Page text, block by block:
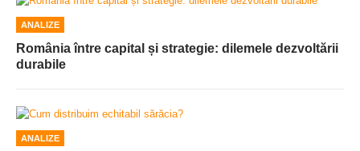
ANALIZE
România între capital și strategie: dilemele dezvoltării
durabile
ANALIZE